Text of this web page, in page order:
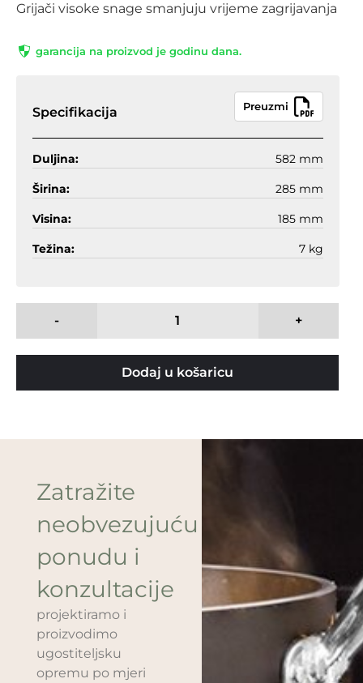
Grijači visoke snage smanjuju vrijeme zagrijavanja
garancija na proizvod je godinu dana.
Specifikacija Preuzmi
Duljina: 582 mm
Širina: 285 mm
Visina: 185 mm
Težina: 7 kg
- +
Dodaj u košaricu
Zatražite
neobvezujuću
ponudu i
konzultacije
projektiramo i
proizvodimo
ugostiteljsku
opremu po mjeri